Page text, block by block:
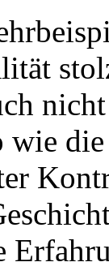
wie